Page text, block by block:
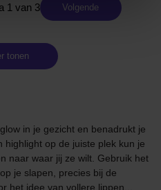
1 van 3 Volgende
tonen
in je gezicht en benadrukt je
highlight op de juiste plek kun je
naar waar jij ze wilt. Gebruik het
je slapen, precies bij de
het idee van vollere lippen...